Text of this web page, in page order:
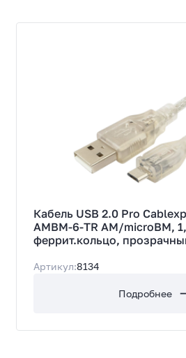
Количество разъемов (вход 1)
Тип разъема (выход 1)
Micro-USB 2.0
Количество разъемов (выход 1)
Пропускная способность
Плоский кабель
Кабель USB 2.0 Pro
AMBM-6-TR AM/microBM,
феррит.кольцо,
Артикул:8134
Подробнее